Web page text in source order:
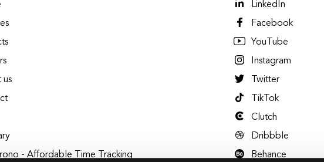
us
- Affordable Time Tracking
LinkedIn
Facebook
YouTube
Instagram
Twitter
TikTok
Clutch
Dribbble
Behance